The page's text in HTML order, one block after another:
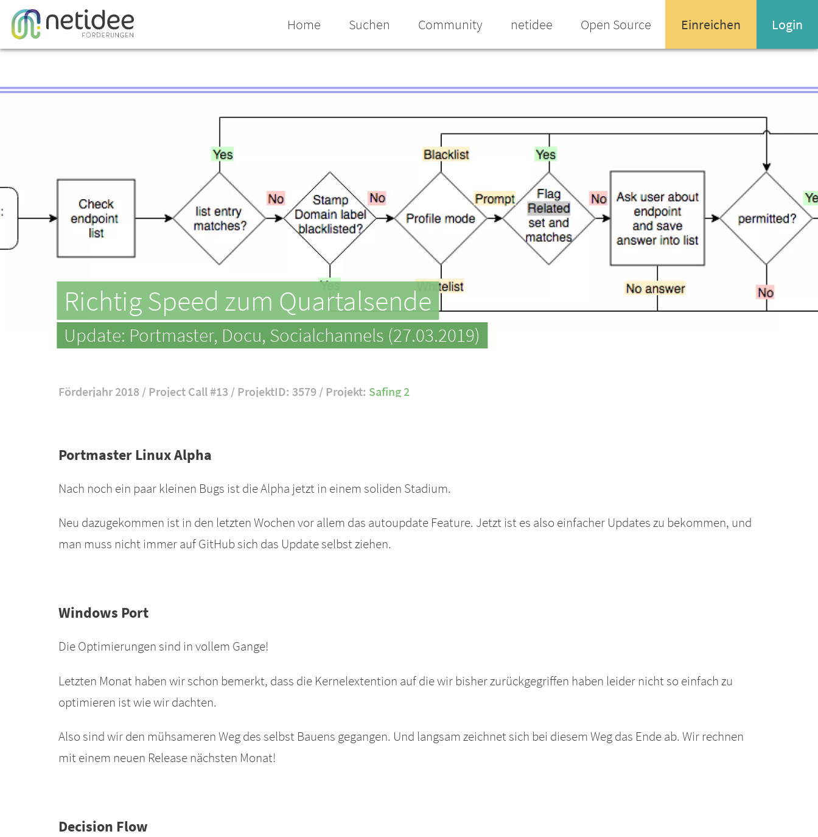
Home Suchen Community netidee Open Source Einreichen Login
Passwort
Passwort vergessen
Richtig Speed zum Quartalsende
Update: Portmaster, Docu, Socialchannels (27.03.2019)
Förderjahr 2018 / Project Call #13 / ProjektID: 3579 / Projekt: Safing 2
Portmaster Linux Alpha
Nach noch ein paar kleinen Bugs ist die Alpha jetzt in einem soliden Stadium.
Neu dazugekommen ist in den letzten Wochen vor allem das autoupdate Feature. Jetzt ist es also einfacher Updates zu bekommen, und
man muss nicht immer auf GitHub sich das Update selbst ziehen.
Windows Port
Die Optimierungen sind in vollem Gange!
Letzten Monat haben wir schon bemerkt, dass die Kernelextention auf die wir bisher zurückgegriffen haben leider nicht so einfach zu
optimieren ist wie wir dachten.
Also sind wir den mühsameren Weg des selbst Bauens gegangen. Und langsam zeichnet sich bei diesem Weg das Ende ab. Wir rechnen
mit einem neuen Release nächsten Monat!
Decision Flow